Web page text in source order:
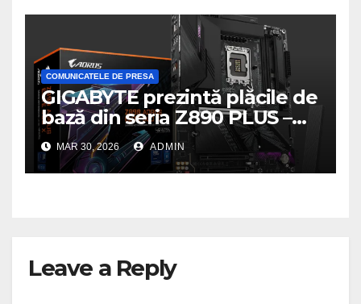
COMUNICATELE DE PRESA
GIGABYTE prezintă plăcile de
bază din seria Z890 PLUS –
performanță de ultimă
generație la un nou nivel
MAR 30, 2026 ADMIN
Leave a Reply